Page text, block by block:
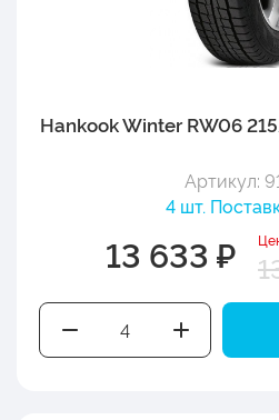
Hankook Winter RW06
Артикул:
4 шт.
13 633 ₽